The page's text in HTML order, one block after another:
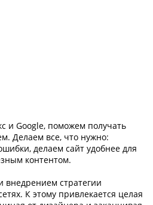
и Google, поможем получать
Делаем все, что нужно:
делаем сайт удобнее для
контентом.
внедрением стратегии
К этому привлекается целая